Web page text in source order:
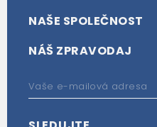
NAŠE SPOLEČNOST
NÁŠ ZPRAVODAJ